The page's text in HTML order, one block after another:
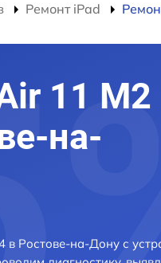
Ремонт iPad
11 M2
на-
Ростове-на-Дону с